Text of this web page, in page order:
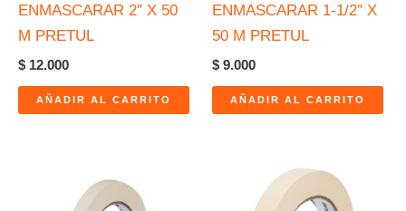
ENMASCARAR 2″ X 50
M PRETUL
$ 12.000
AÑADIR AL CARRITO
ENMASCARAR 1-1/2″ X
50 M PRETUL
$ 9.000
AÑADIR AL CARRITO